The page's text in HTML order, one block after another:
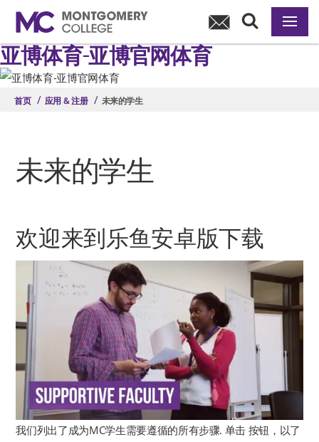
亚博体育-亚博官网体育
跳到主要内容
乐鱼安卓版下载
切换导航 切换导航
首页 应用 & 注册 未来的学生
未来的学生
欢迎来到乐鱼安卓版下载
我们列出了成为MC学生需要遵循的所有步骤. 单击 按钮，以了